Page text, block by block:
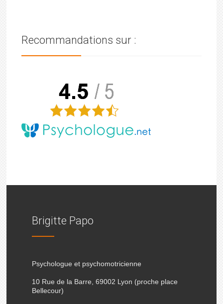
Recommandations sur :
Brigitte Papo
Psychologue et psychomotricienne
10 Rue de la Barre, 69002 Lyon (proche place
Bellecour)